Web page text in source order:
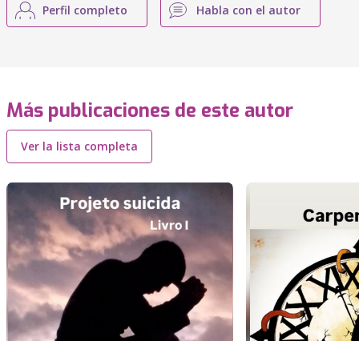
Perfil completo Habla con el autor
Más publicaciones de este autor
Ver la lista completa